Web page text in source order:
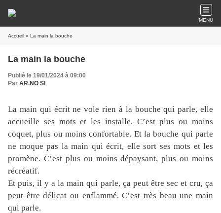
MENU
Accueil » La main la bouche
La main la bouche
Publié le 19/01/2024 à 09:00
Par AR.NO SI
La main qui écrit ne vole rien à la bouche qui parle, elle
accueille ses mots et les installe. C’est plus ou moins
coquet, plus ou moins confortable. Et la bouche qui parle
ne moque pas la main qui écrit, elle sort ses mots et les
promène. C’est plus ou moins dépaysant, plus ou moins
récréatif.
Et puis, il y a la main qui parle, ça peut être sec et cru, ça
peut être délicat ou enflammé. C’est très beau une main
qui parle.